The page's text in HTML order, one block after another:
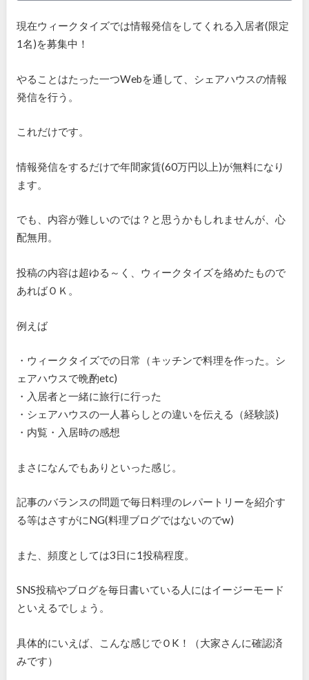
現在ウィークタイズでは情報発信をしてくれる入居者(限定
1名)を募集中！
やることはたった一つWebを通して、シェアハウスの情報
発信を行う。
これだけです。
情報発信をするだけで年間家賃(60万円以上)が無料になり
ます。
でも、内容が難しいのでは？と思うかもしれませんが、心
配無用。
投稿の内容は超ゆる～く、ウィークタイズを絡めたもので
あればＯＫ。
例えば
・ウィークタイズでの日常（キッチンで料理を作った。シ
ェアハウスで晩酌etc)
・入居者と一緒に旅行に行った
・シェアハウスの一人暮らしとの違いを伝える（経験談)
・内覧・入居時の感想
まさになんでもありといった感じ。
記事のバランスの問題で毎日料理のレパートリーを紹介す
る等はさすがにNG(料理ブログではないのでw)
また、頻度としては3日に1投稿程度。
SNS投稿やブログを毎日書いている人にはイージーモード
といえるでしょう。
具体的にいえば、こんな感じでＯK！（大家さんに確認済
みです）